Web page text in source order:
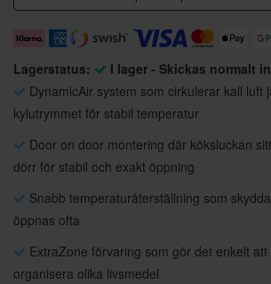
Lagerstatus:
I lager - Skickas normalt
DynamicAir system som cirkulerar kall luft
kylutrymmet för stabil temperatur
Door on door montering där köksluckan
dörr för stabil och exakt öppning
Snabb temperaturåterställning som
öppnas ofta
ExtraZone förvaring som gör det enkelt
organisera olika livsmedel